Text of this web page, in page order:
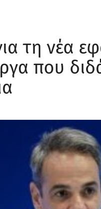
τη νέα
που